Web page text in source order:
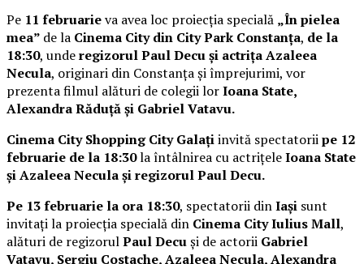
Pe 11 februarieva avea loc proiecția specială „În pielea
mea” de la Cinema City din City Park Constanța, de la
18:30, underegizorul Paul Decu și actrița Azaleea
Necula, originari din Constanța și împrejurimi, vor
prezenta filmul alături de colegii lorIoana State,
Alexandra Răduță și Gabriel Vatavu.
Cinema City Shopping City Galațiinvită spectatoriipe 12
februarie de la 18:30la întâlnirea cu actrițeleIoana State
și Azaleea Necula și regizorul Paul Decu.
Pe 13 februarie la ora 18:30, spectatorii dinIași sunt
invitați la proiecția specială din Cinema City Iulius Mall,
alături de regizorulPaul Decuși de actorii Gabriel
Vatavu, Sergiu Costache, Azaleea Necula, Alexandra